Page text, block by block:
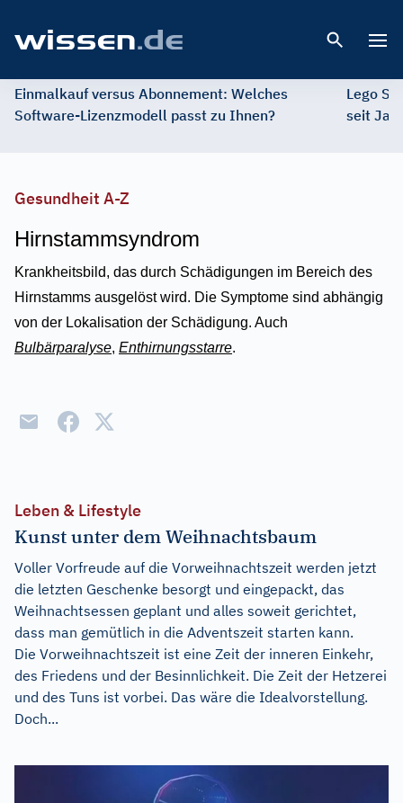
Einmalkauf versus Abonnement: Welches
Software-Lizenzmodell passt zu Ihnen?
Lego
seit
Gesundheit A-Z
Hirnstammsyndrom
Krankheitsbild, das durch Schädigungen im Bereich des
Hirnstamms ausgelöst wird. Die Symptome sind abhängig
von der Lokalisation der Schädigung. Auch
Bulbärparalyse, Enthirnungsstarre.
Leben & Lifestyle
Kunst unter dem Weihnachtsbaum
Voller Vorfreude auf die Vorweihnachtszeit werden jetzt
die letzten Geschenke besorgt und eingepackt, das
Weihnachtsessen geplant und alles soweit gerichtet,
dass man gemütlich in die Adventszeit starten kann.
Die Vorweihnachtszeit ist eine Zeit der inneren Einkehr,
des Friedens und der Besinnlichkeit. Die Zeit der Hetzerei
und des Tuns ist vorbei. Das wäre die Idealvorstellung.
Doch...